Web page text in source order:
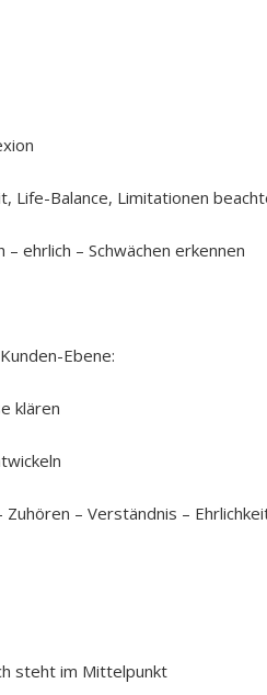
Life-Balance, Limitationen
– ehrlich – Schwächen erkennen
Ebene:
klären
Zuhören – Verständnis –
steht im Mittelpunkt